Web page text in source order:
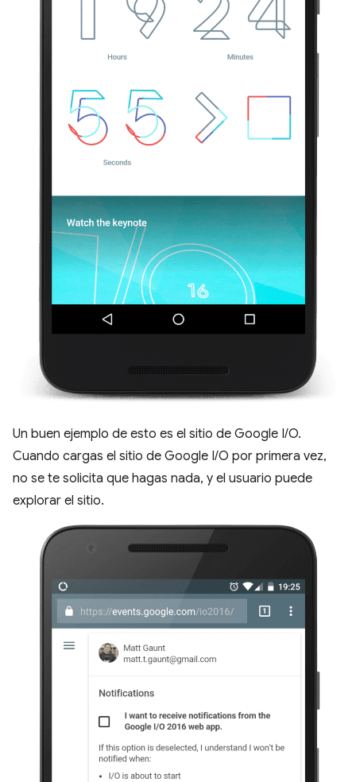
Un buen ejemplo de esto es el sitio de Google I/O.
Cuando cargas el sitio de Google I/O por primera vez,
no se te solicita que hagas nada, y el usuario puede
explorar el sitio.